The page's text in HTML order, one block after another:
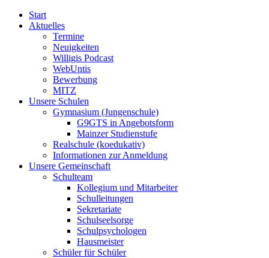
Start
Aktuelles
Termine
Neuigkeiten
Willigis Podcast
WebUntis
Bewerbung
MITZ
Unsere Schulen
Gymnasium (Jungenschule)
G9GTS in Angebotsform
Mainzer Studienstufe
Realschule (koedukativ)
Informationen zur Anmeldung
Unsere Gemeinschaft
Schulteam
Kollegium und Mitarbeiter
Schulleitungen
Sekretariate
Schulseelsorge
Schulpsychologen
Hausmeister
Schüler für Schüler